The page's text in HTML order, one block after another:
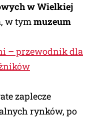
w Wielkiej
w tymmuzeum
– przewodnik dla
zaplecze
rynków, po